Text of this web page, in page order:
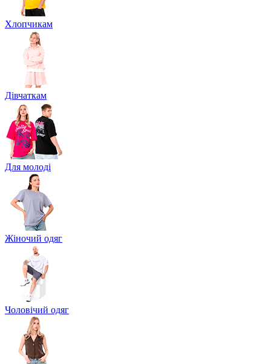
Хлопчикам
Дівчаткам
Для молоді
Жіночий одяг
Чоловічий одяг